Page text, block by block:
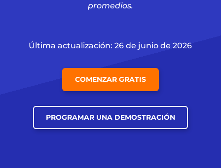
promedios.
Última actualización: 26 de junio de 2026
COMENZAR GRATIS
PROGRAMAR UNA DEMOSTRACIÓN